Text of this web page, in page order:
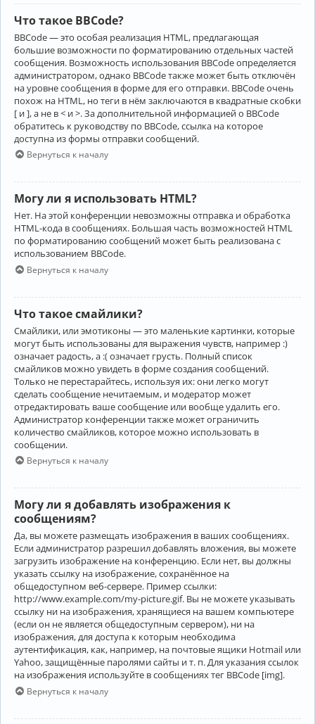
Что такое BBCode?
BBCode — это особая реализация HTML, предлагающая
большие возможности по форматированию отдельных частей
сообщения. Возможность использования BBCode определяется
администратором, однако BBCode также может быть отключён
на уровне сообщения в форме для его отправки. BBCode очень
похож на HTML, но теги в нём заключаются в квадратные скобки
[ и ], а не в < и >. За дополнительной информацией о BBCode
обратитесь к руководству по BBCode, ссылка на которое
доступна из формы отправки сообщений.
Вернуться к началу
Могу ли я использовать HTML?
Нет. На этой конференции невозможны отправка и обработка
HTML-кода в сообщениях. Большая часть возможностей HTML
по форматированию сообщений может быть реализована с
использованием BBCode.
Вернуться к началу
Что такое смайлики?
Смайлики, или эмотиконы — это маленькие картинки, которые
могут быть использованы для выражения чувств, например :)
означает радость, а :( означает грусть. Полный список
смайликов можно увидеть в форме создания сообщений.
Только не перестарайтесь, используя их: они легко могут
сделать сообщение нечитаемым, и модератор может
отредактировать ваше сообщение или вообще удалить его.
Администратор конференции также может ограничить
количество смайликов, которое можно использовать в
сообщении.
Вернуться к началу
Могу ли я добавлять изображения к
сообщениям?
Да, вы можете размещать изображения в ваших сообщениях.
Если администратор разрешил добавлять вложения, вы можете
загрузить изображение на конференцию. Если нет, вы должны
указать ссылку на изображение, сохранённое на
общедоступном веб-сервере. Пример ссылки:
http://www.example.com/my-picture.gif. Вы не можете указывать
ссылку ни на изображения, хранящиеся на вашем компьютере
(если он не является общедоступным сервером), ни на
изображения, для доступа к которым необходима
аутентификация, как, например, на почтовые ящики Hotmail или
Yahoo, защищённые паролями сайты и т. п. Для указания ссылок
на изображения используйте в сообщениях тег BBCode [img].
Вернуться к началу